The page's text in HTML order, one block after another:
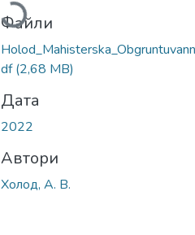
Файли
df(2,68 MB)
Дата
2022
Автори
Холод, А. В.